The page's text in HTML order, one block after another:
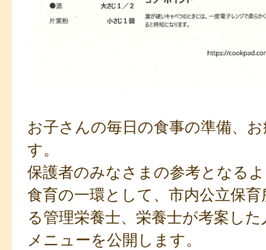
お子さんの毎日の食事の準備、
す。
保護者のみなさまの参考となる
食育の一環として、市内公立保
る管理栄養士、栄養士が考案し
メニューを公開します。